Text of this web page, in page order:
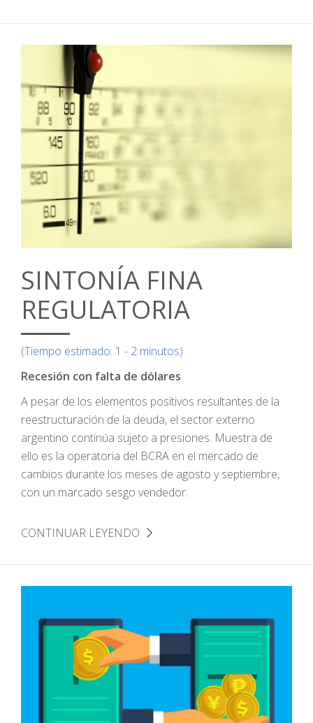
SINTONÍA FINA
REGULATORIA
(Tiempo estimado: 1 - 2 minutos)
Recesión con falta de dólares
A pesar de los elementos positivos resultantes de la
reestructuración de la deuda, el sector externo
argentino continúa sujeto a presiones. Muestra de
ello es la operatoria del BCRA en el mercado de
cambios durante los meses de agosto y septiembre,
con un marcado sesgo vendedor.
CONTINUAR LEYENDO